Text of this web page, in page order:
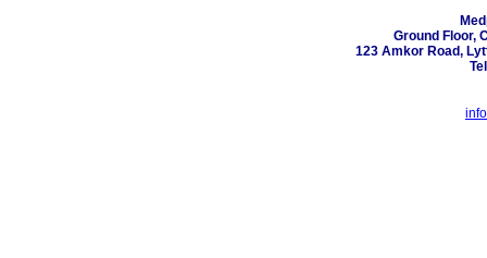
Ground Floor,
123 Amkor Road,